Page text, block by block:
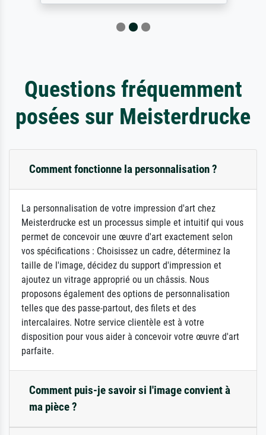
Questions fréquemment
posées sur Meisterdrucke
Comment fonctionne la personnalisation ?
La personnalisation de votre impression d'art chez
Meisterdrucke est un processus simple et intuitif qui vous
permet de concevoir une œuvre d'art exactement selon
vos spécifications : Choisissez un cadre, déterminez la
taille de l'image, décidez du support d'impression et
ajoutez un vitrage approprié ou un châssis. Nous
proposons également des options de personnalisation
telles que des passe-partout, des filets et des
intercalaires. Notre service clientèle est à votre
disposition pour vous aider à concevoir votre œuvre d'art
parfaite.
Comment puis-je savoir si l'image convient à
ma pièce ?